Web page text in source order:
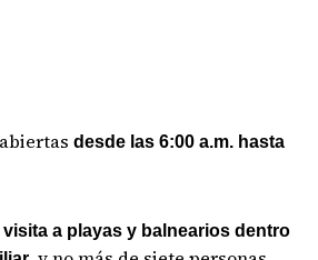
desde las 6:00 a.m. hasta
visita a playas y balnearios dentro